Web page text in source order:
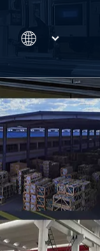
Português